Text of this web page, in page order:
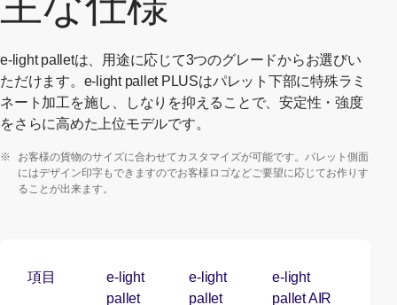
e-light palletは、用途に応じて3つのグレードからお選びい
ただけます。e-light pallet PLUSはパレット下部に特殊ラミ
ネート加工を施し、しなりを抑えることで、安定性・強度
をさらに高めた上位モデルです。
※
お客様の貨物のサイズに合わせてカスタマイズが可能です。パレット側面
にはデザイン印字もできますのでお客様ロゴなどご要望に応じてお作りす
ることが出来ます。
項目
e-light
pallet
e-light
pallet
e-light
pallet AIR